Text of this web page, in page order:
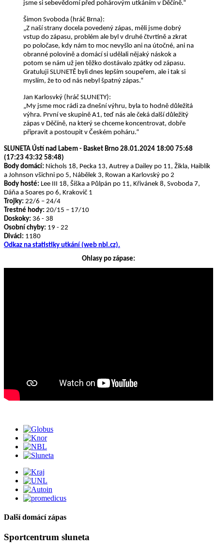
jsme si sebevědomí před pohárovým utkáním v Děčíně.“
Šimon Svoboda (hráč Brna):
„Z naší strany docela povedený zápas, měli jsme dobrý
vstup do zápasu, problém ale byl v druhé čtvrtině a zkrat
po poločase, kdy nám to moc nevyšlo ani na útočné, ani na
obranné polovině a domácí si udělali nějaký náskok a
potom se nám už jen těžko dostávalo zpátky od zápasu.
Gratuluji SLUNETĚ byli dnes lepším soupeřem, ale i tak si
myslím, že to od nás nebyl špatný zápas.“
Jan Karlosvký (hráč SLUNETY):
„My jsme moc rádi za dnešní výhru, byla to hodně důležitá
výhra. První ve skupině A1, teď nás ale čeká další důležitý
zápas v Děčíně, na který se chceme koncentrovat, dobře
připravit a postoupit v Českém poháru.“
SLUNETA Ústí nad Labem - Basket Brno 28.01.2024 18:00 75:68
(17:23 43:32 58:48)
Body domácí: Nichols 18, Pecka 13, Autrey a Dailey po 11, Žikla, Haiblík
a Johnson všichni po 5, Nábělek 3, Rowan a Karlovský po 2
Body hosté: Lee III 18, Šiška a Půlpán po 11, Křivánek 8, Svoboda 7,
Dáňa a Soares po 6, Krakovič 1
Trojky: 22/6 – 24/4
Trestné hody: 20/15 – 17/10
Doskoky: 36 - 38
Osobní chyby: 19 - 22
Diváci: 1180
Odkaz na statistiky utkání (web nbl.cz).
Ohlasy po zápase:
Další domácí zápas
Sportcentrum sluneta